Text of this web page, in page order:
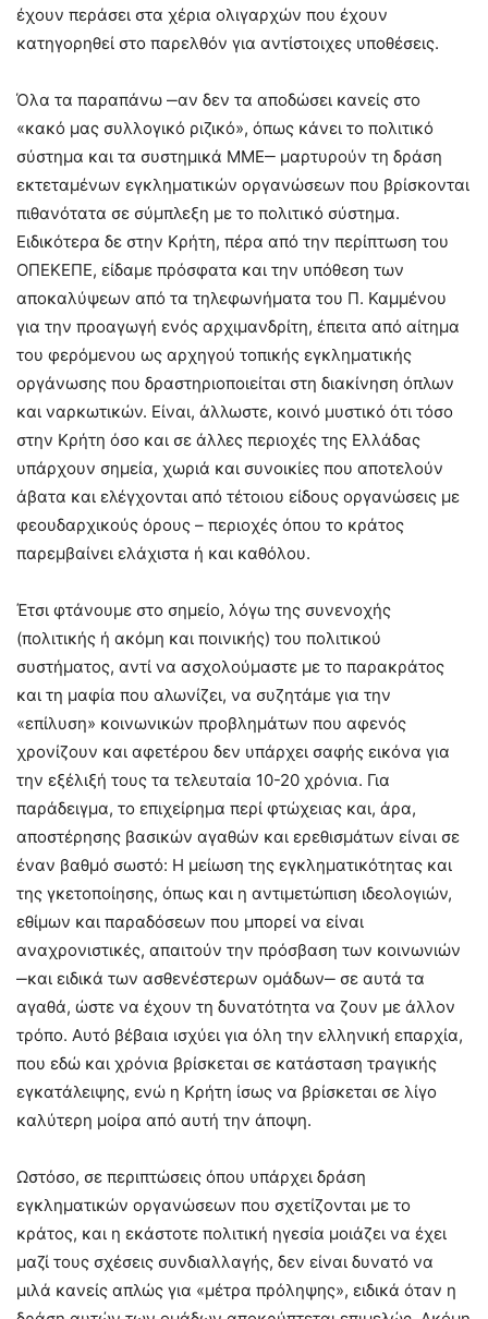
έχουν περάσει στα χέρια ολιγαρχών που έχουν
κατηγορηθεί στο παρελθόν για αντίστοιχες υποθέσεις.
Όλα τα παραπάνω ‒αν δεν τα αποδώσει κανείς στο
«κακό μας συλλογικό ριζικό», όπως κάνει το πολιτικό
σύστημα και τα συστημικά ΜΜΕ‒ μαρτυρούν τη δράση
εκτεταμένων εγκληματικών οργανώσεων που βρίσκονται
πιθανότατα σε σύμπλεξη με το πολιτικό σύστημα.
Ειδικότερα δε στην Κρήτη, πέρα από την περίπτωση του
ΟΠΕΚΕΠΕ, είδαμε πρόσφατα και την υπόθεση των
αποκαλύψεων από τα τηλεφωνήματα του Π. Καμμένου
για την προαγωγή ενός αρχιμανδρίτη, έπειτα από αίτημα
του φερόμενου ως αρχηγού τοπικής εγκληματικής
οργάνωσης που δραστηριοποιείται στη διακίνηση όπλων
και ναρκωτικών. Είναι, άλλωστε, κοινό μυστικό ότι τόσο
στην Κρήτη όσο και σε άλλες περιοχές της Ελλάδας
υπάρχουν σημεία, χωριά και συνοικίες που αποτελούν
άβατα και ελέγχονται από τέτοιου είδους οργανώσεις με
φεουδαρχικούς όρους – περιοχές όπου το κράτος
παρεμβαίνει ελάχιστα ή και καθόλου.
Έτσι φτάνουμε στο σημείο, λόγω της συνενοχής
(πολιτικής ή ακόμη και ποινικής) του πολιτικού
συστήματος, αντί να ασχολούμαστε με το παρακράτος
και τη μαφία που αλωνίζει, να συζητάμε για την
«επίλυση» κοινωνικών προβλημάτων που αφενός
χρονίζουν και αφετέρου δεν υπάρχει σαφής εικόνα για
την εξέλιξή τους τα τελευταία 10-20 χρόνια. Για
παράδειγμα, το επιχείρημα περί φτώχειας και, άρα,
αποστέρησης βασικών αγαθών και ερεθισμάτων είναι σε
έναν βαθμό σωστό: Η μείωση της εγκληματικότητας και
της γκετοποίησης, όπως και η αντιμετώπιση ιδεολογιών,
εθίμων και παραδόσεων που μπορεί να είναι
αναχρονιστικές, απαιτούν την πρόσβαση των κοινωνιών
‒και ειδικά των ασθενέστερων ομάδων‒ σε αυτά τα
αγαθά, ώστε να έχουν τη δυνατότητα να ζουν με άλλον
τρόπο. Αυτό βέβαια ισχύει για όλη την ελληνική επαρχία,
που εδώ και χρόνια βρίσκεται σε κατάσταση τραγικής
εγκατάλειψης, ενώ η Κρήτη ίσως να βρίσκεται σε λίγο
καλύτερη μοίρα από αυτή την άποψη.
Ωστόσο, σε περιπτώσεις όπου υπάρχει δράση
εγκληματικών οργανώσεων που σχετίζονται με το
κράτος, και η εκάστοτε πολιτική ηγεσία μοιάζει να έχει
μαζί τους σχέσεις συνδιαλλαγής, δεν είναι δυνατό να
μιλά κανείς απλώς για «μέτρα πρόληψης», ειδικά όταν η